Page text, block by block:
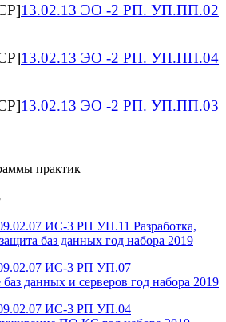
13.02.13 ЭО -2 РП. УП.ПП.02
13.02.13 ЭО -2 РП. УП.ПП.04
13.02.13 ЭО -2 РП. УП.ПП.03
практик
ИС-3 РП УП.11 Разработка,
баз данных год набора 2019
ИС-3 РП УП.07
данных и серверов год набора 2019
ИС-3 РП УП.04